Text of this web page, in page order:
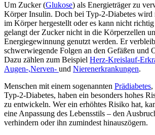
Um Zucker (Glukose) als Energieträger zu
Körper Insulin. Doch bei Typ-2-Diabetes wird
im Körper hergestellt oder es kann nicht
gelangt der Zucker nicht in die Körperzellen
Energiegewinnung genutzt werden. Er
schwerwiegende Folgen an den Gefäßen und
Dazu zählen zum Beispiel Herz-Kreislauf-
Augen-,Nerven- und Nierenerkrankungen.
Menschen mit einem sogenannten Prädiabetes,
Typ-2-Diabetes, haben ein besonders hohes
zu entwickeln. Wer ein erhöhtes Risiko hat,
eine Anpassung des Lebensstils – den
verhindern oder ihn zumindest hinauszögern.